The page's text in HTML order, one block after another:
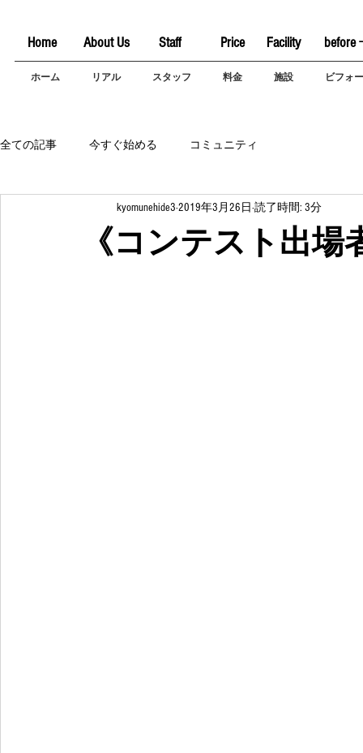
Home About Us Staff Price Facility before
ホーム リアル スタッフ 料金 施設 ビフォ
全ての記事 今すぐ始める コミュニティ
《コンテスト出
kyomunehide3 2019年3月26日 読了時間: 3分